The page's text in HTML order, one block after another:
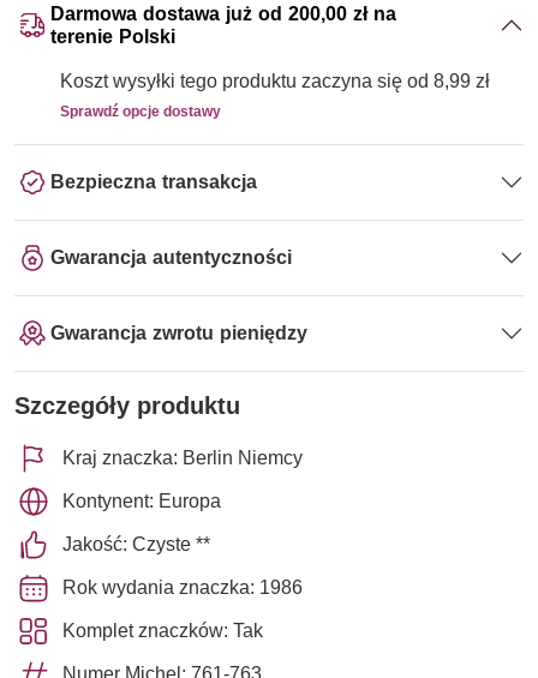
Darmowa dostawa już od 200,00 zł na
terenie Polski
Koszt wysyłki tego produktu zaczyna się od 8,99 zł
Sprawdź opcje dostawy
Bezpieczna transakcja
Gwarancja autentyczności
Gwarancja zwrotu pieniędzy
Szczegóły produktu
Kraj znaczka: Berlin Niemcy
Kontynent: Europa
Jakość: Czyste **
Rok wydania znaczka: 1986
Komplet znaczków: Tak